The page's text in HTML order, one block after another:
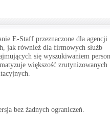
E-Staff przeznaczone dla agencji
jak również dla firmowych służb
się wyszukiwaniem
większość zrutynizowanych
bez żadnych ograniczeń.